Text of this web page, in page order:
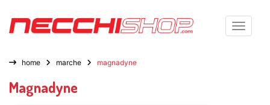
Toggle
home marche magnadyne
Magnadyne